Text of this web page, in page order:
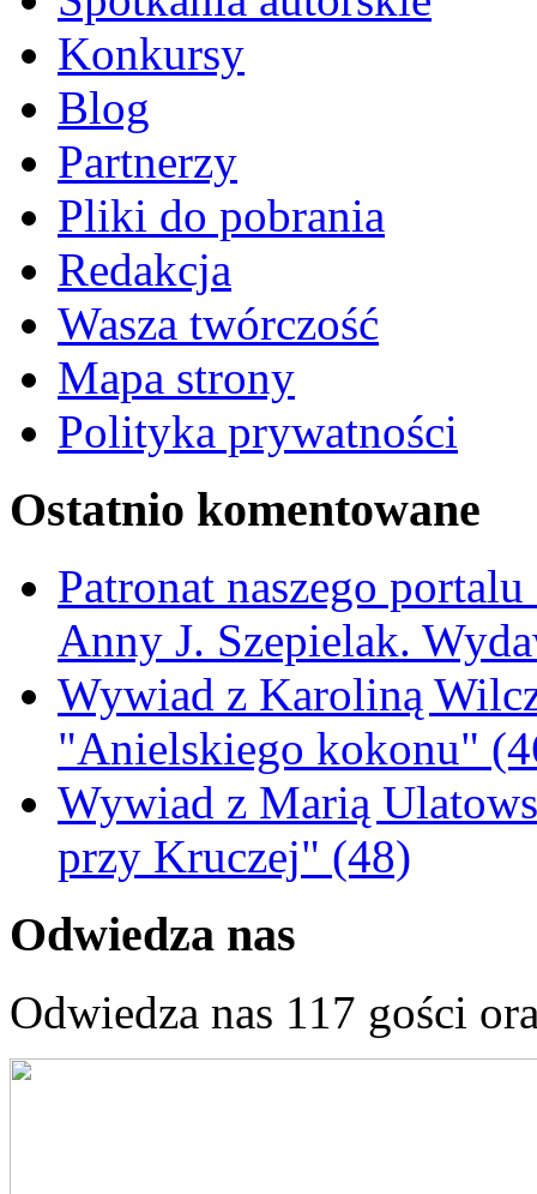
Konkursy
Blog
Partnerzy
Pliki do pobrania
Redakcja
Wasza twórczość
Mapa strony
Polityka prywatności
Ostatnio komentowane
Patronat naszego
Anny J. Szepielak.
Wywiad z Karoliną
"Anielskiego kokonu"
Wywiad z Marią
przy Kruczej" (48)
Odwiedza nas
Odwiedza nas 117 gości